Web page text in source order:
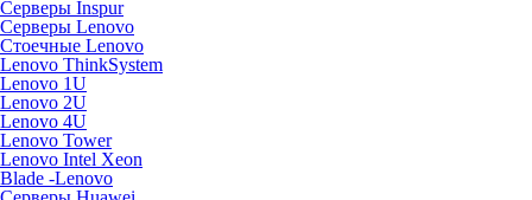
Серверы Inspur
Серверы Lenovo
Стоечные Lenovo
Lenovo ThinkSystem
Lenovo 1U
Lenovo 2U
Lenovo 4U
Lenovo Tower
Lenovo Intel Xeon
Blade -Lenovo